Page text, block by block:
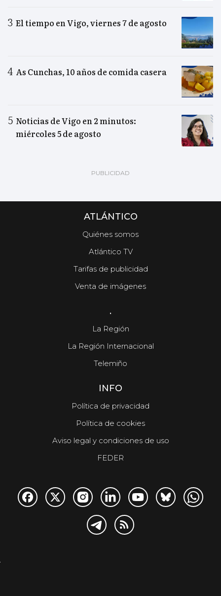
El tiempo en Vigo, viernes 7 de agosto
As Cunchas, 10 años de comida casera
Noticias de Vigo en 2 minutos:
miércoles 5 de agosto
ATLÁNTICO
Quiénes somos
Atlántico TV
Tarifas de publicidad
Venta de imágenes
.
La Región
La Región Internacional
Telemiño
INFO
Política de privacidad
Política de cookies
Aviso legal y condiciones de uso
FEDER